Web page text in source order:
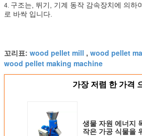
4. 구조는, 뛰기, 기계 동작 감속장치에 의하
로 바싹 입니다.
꼬리표: wood pellet mill , wood pellet
wood pellet making machine
가장 저렴 한 가격
생물 자원 에너지
작은 가공 식물을